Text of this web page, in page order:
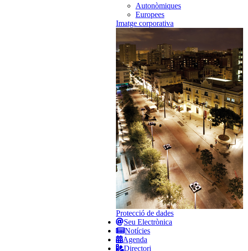
Autonòmiques
Europees
Imatge corporativa
Protecció de dades
Seu Electrònica
Notícies
Agenda
Directori